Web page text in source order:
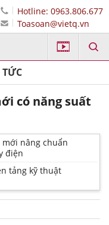
Hotline: 0963.806.677
Toasoan@vietq.vn
có năng suất
mới nâng chuẩn
điện
tảng kỹ thuật